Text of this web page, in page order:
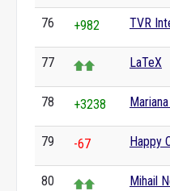
76 +982 TVR
77 LaTeX
78 +3238
79 -67 Happy
80 Mihail